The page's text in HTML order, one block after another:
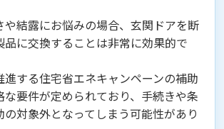
や結露にお悩みの場合、玄関ドアを断
品に交換することは非常に効果的で
進する住宅省エネキャンペーンの補助
要件が定められており、手続きや条
対象外となってしまう可能性があり